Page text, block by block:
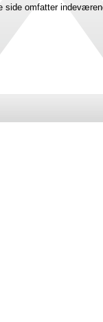
side omfatter